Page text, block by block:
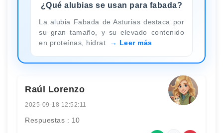
¿Qué alubias se usan para fabada?
La alubia Fabada de Asturias destaca por
su gran tamaño, y su elevado contenido
en proteínas, hidrat
Leer más
Raúl Lorenzo
2025-09-18 12:52:11
Respuestas : 10